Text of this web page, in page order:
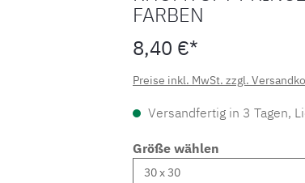
FARBEN
8,40 €*
Preise inkl. MwSt. zzgl.
Versandfertig in 3 Tagen,
Größe wählen